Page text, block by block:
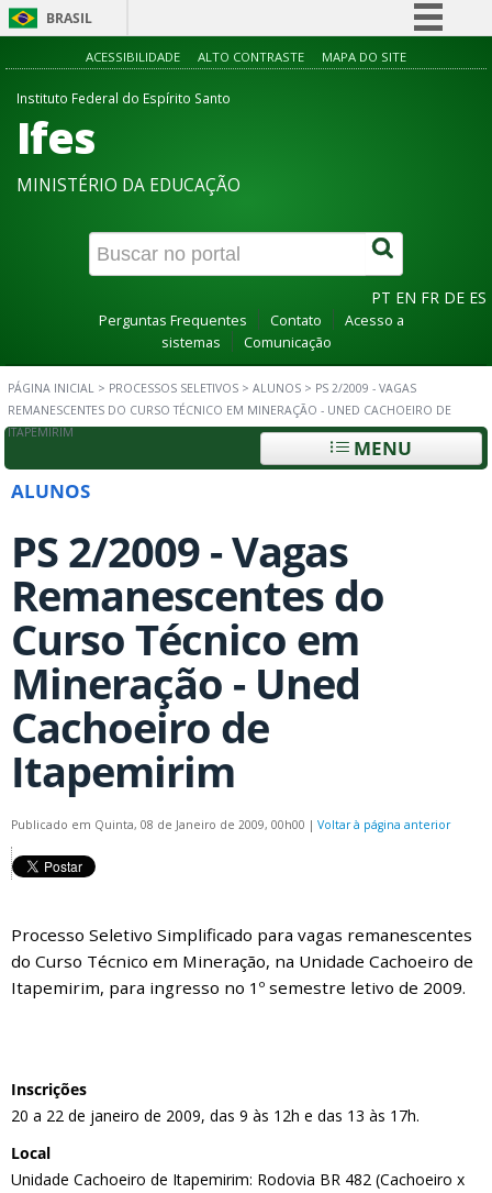
BRASIL
Simplifique!
Canais
ACESSIBILIDADE ALTO CONTRASTE MAPA DO SITE
Instituto Federal do Espírito Santo
Ifes
MINISTÉRIO DA EDUCAÇÃO
PT EN FR DE ES
Perguntas Frequentes Contato
Acesso a
sistemas
Comunicação
PÁGINA INICIAL > PROCESSOS SELETIVOS > ALUNOS > PS 2/2009 - VAGAS
REMANESCENTES DO CURSO TÉCNICO EM MINERAÇÃO - UNED CACHOEIRO DE
ITAPEMIRIM
MENU
ALUNOS
PS 2/2009 - Vagas
Remanescentes do
Curso Técnico em
Mineração - Uned
Cachoeiro de
Itapemirim
Publicado em Quinta, 08 de Janeiro de 2009, 00h00 | Voltar à página anterior
Processo Seletivo Simplificado para vagas remanescentes
do Curso Técnico em Mineração, na Unidade Cachoeiro de
Itapemirim, para ingresso no 1º semestre letivo de 2009.
Inscrições
20 a 22 de janeiro de 2009, das 9 às 12h e das 13 às 17h.
Local
Unidade Cachoeiro de Itapemirim: Rodovia BR 482 (Cachoeiro x